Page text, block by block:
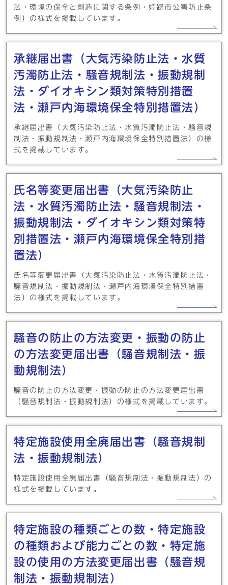
法・環境の保全と創造に関する条例・姫路市公害防止条
例）の様式を掲載しています。
承継届出書（大気汚染防止法・水質
汚濁防止法・騒音規制法・振動規制
法・ダイオキシン類対策特別措置
法・瀬戸内海環境保全特別措置法）
承継届出書（大気汚染防止法・水質汚濁防止法・騒音規
制法・振動規制法・瀬戸内海環境保全特別措置法）の様
式を掲載しています。
氏名等変更届出書（大気汚染防止
法・水質汚濁防止法・騒音規制法・
振動規制法・ダイオキシン類対策特
別措置法・瀬戸内海環境保全特別措
置法）
氏名等変更届出書（大気汚染防止法・水質汚濁防止法・
騒音規制法・振動規制法・瀬戸内海環境保全特別措置
法）の様式を掲載しています。
騒音の防止の方法変更・振動の防止
の方法変更届出書（騒音規制法・振
動規制法）
騒音の防止の方法変更・振動の防止の方法変更届出書
（騒音規制法・振動規制法）の様式を掲載しています。
特定施設使用全廃届出書（騒音規制
法・振動規制法）
特定施設使用全廃届出書（騒音規制法・振動規制法）の
様式を掲載しています。
特定施設の種類ごとの数・特定施設
の種類および能力ごとの数・特定施
設の使用の方法変更届出書（騒音規
制法・振動規制法）